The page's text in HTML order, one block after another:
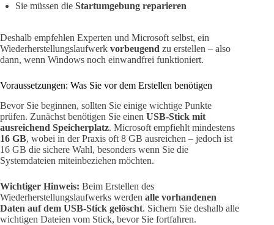
Sie müssen die Startumgebung reparieren
Deshalb empfehlen Experten und Microsoft selbst, ein
Wiederherstellungslaufwerk vorbeugend zu erstellen – also
dann, wenn Windows noch einwandfrei funktioniert.
Voraussetzungen: Was Sie vor dem Erstellen benötigen
Bevor Sie beginnen, sollten Sie einige wichtige Punkte
prüfen. Zunächst benötigen Sie einen USB-Stick mit
ausreichend Speicherplatz. Microsoft empfiehlt mindestens
16 GB, wobei in der Praxis oft 8 GB ausreichen – jedoch ist
16 GB die sichere Wahl, besonders wenn Sie die
Systemdateien miteinbeziehen möchten.
Wichtiger Hinweis: Beim Erstellen des
Wiederherstellungslaufwerks werden alle vorhandenen
Daten auf dem USB-Stick gelöscht. Sichern Sie deshalb alle
wichtigen Dateien vom Stick, bevor Sie fortfahren.